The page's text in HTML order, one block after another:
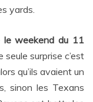
yards.
le weekend du 11
seule surprise c’est
qu’ils avaient un
sinon les Texans